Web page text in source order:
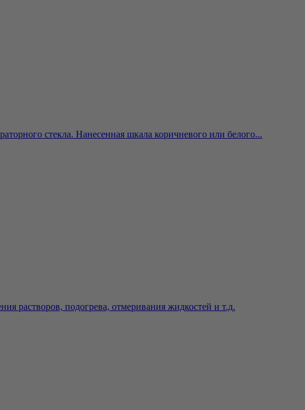
стекла. Нанесенная шкала коричневого или белого...
растворов, подогрева, отмеривания жидкостей и т.д.